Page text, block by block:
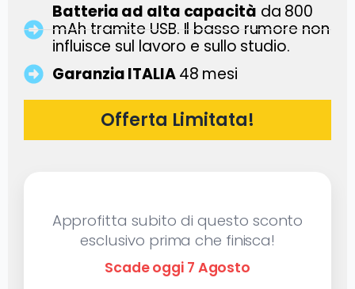
Batteria ad alta capacità da 800
mAh tramite USB. Il basso rumore non
influisce sul lavoro e sullo studio.
Garanzia ITALIA48 mesi
Offerta Limitata!
Approfitta subito di questo sconto
esclusivo prima che finisca!
Scade oggi 7 Agosto